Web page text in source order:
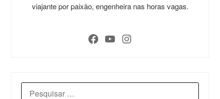
viajante por paixão, engenheira nas horas vagas.